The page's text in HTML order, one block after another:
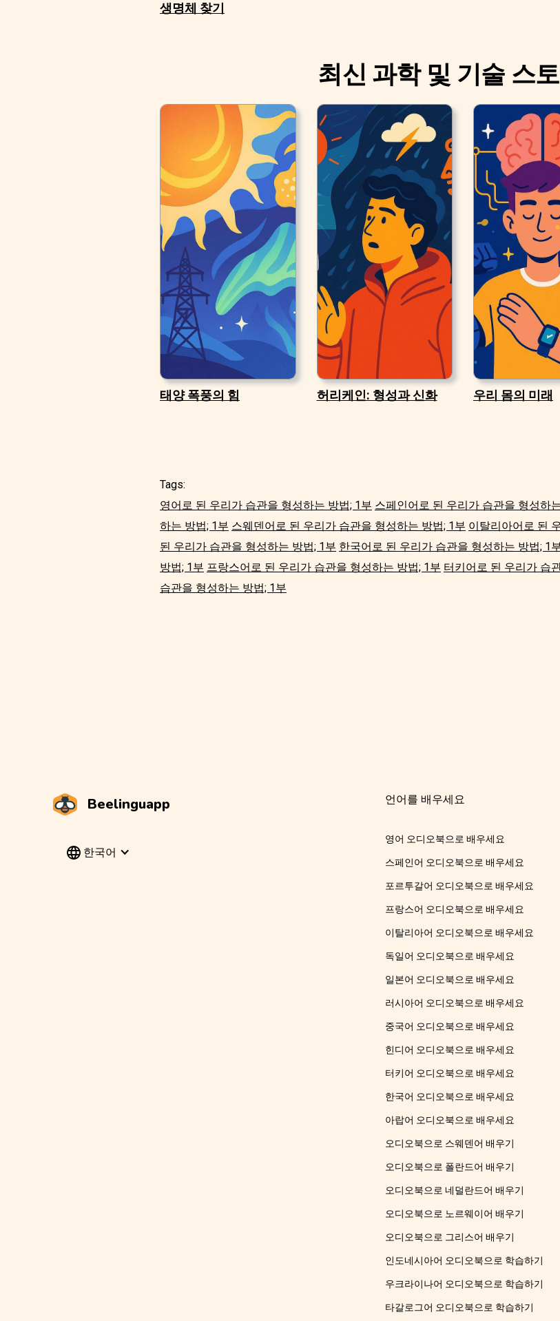
생명체 찾기
최신 과학 및 기술 스
태양 폭풍의 힘 허리케인: 형성과 신화 우리 몸의 미래
Tags:
영어로 된 우리가 습관을 형성하는 방법; 1부 스페인어로 된 우리가 습관을 형성하
하는 방법; 1부 스웨덴어로 된 우리가 습관을 형성하는 방법; 1부 이탈리아어로 된
된 우리가 습관을 형성하는 방법; 1부 한국어로 된 우리가 습관을 형성하는 방법; 1
방법; 1부 프랑스어로 된 우리가 습관을 형성하는 방법; 1부 터키어로 된 우리가 습
습관을 형성하는 방법; 1부
Beelinguapp
한국어
언어를 배우세요
영어 오디오북으로 배우세요
스페인어 오디오북으로 배우세요
포르투갈어 오디오북으로 배우세요
프랑스어 오디오북으로 배우세요
이탈리아어 오디오북으로 배우세요
독일어 오디오북으로 배우세요
일본어 오디오북으로 배우세요
러시아어 오디오북으로 배우세요
중국어 오디오북으로 배우세요
힌디어 오디오북으로 배우세요
터키어 오디오북으로 배우세요
한국어 오디오북으로 배우세요
아랍어 오디오북으로 배우세요
오디오북으로 스웨덴어 배우기
오디오북으로 폴란드어 배우기
오디오북으로 네덜란드어 배우기
오디오북으로 노르웨이어 배우기
오디오북으로 그리스어 배우기
인도네시아어 오디오북으로 학습하기
우크라이나어 오디오북으로 학습하기
타갈로그어 오디오북으로 학습하기